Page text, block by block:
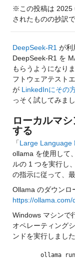
※この投稿は 2025
されたものの抄訳で
DeepSeek-R1 が利
DeepSeek-R1 を
もらうようになり
フトウェアテスト
が LinkedInにその
っそく試してみまし
ローカルマ
する
「Large Language
ollama を使用して
ルの 1 つを実行し
の指示に従って、
https://ollama.com/
Windows マシンで
オペレーティング
ンドを実行しました
ollama